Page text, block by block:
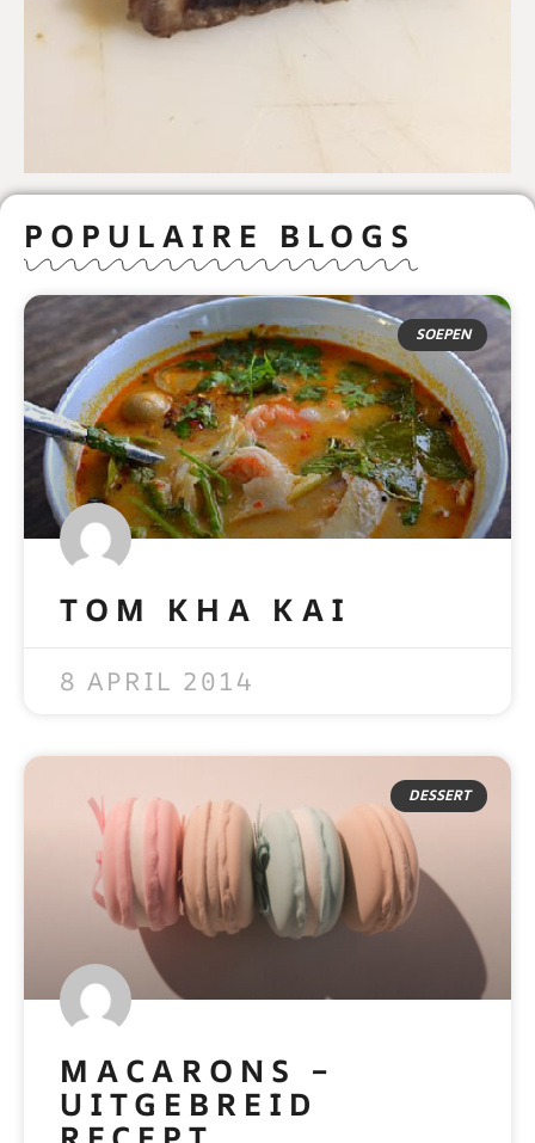
POPULAIRE BLOGS
SOEPEN
TOM KHA KAI
8 APRIL 2014
DESSERT
MACARONS –
UITGEBREID